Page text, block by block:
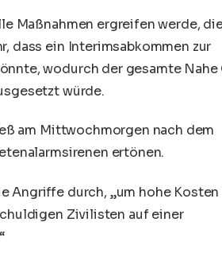
Maßnahmen ergreifen werde,
dass ein Interimsabkommen zur
wodurch der gesamte Nahe
würde.
am Mittwochmorgen nach dem
ertönen.
Angriffe durch, „um hohe
Zivilisten auf einer